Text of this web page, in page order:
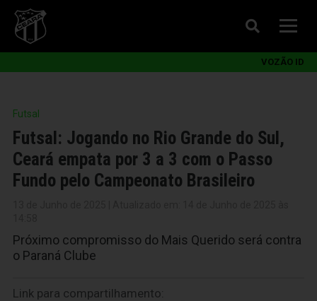
VOZÃO ID
Futsal
Futsal: Jogando no Rio Grande do Sul,
Ceará empata por 3 a 3 com o Passo
Fundo pelo Campeonato Brasileiro
Próximo compromisso do Mais Querido será contra
o Paraná Clube
Link para compartilhamento: